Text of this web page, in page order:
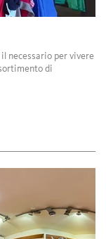
necessario per vivere
di